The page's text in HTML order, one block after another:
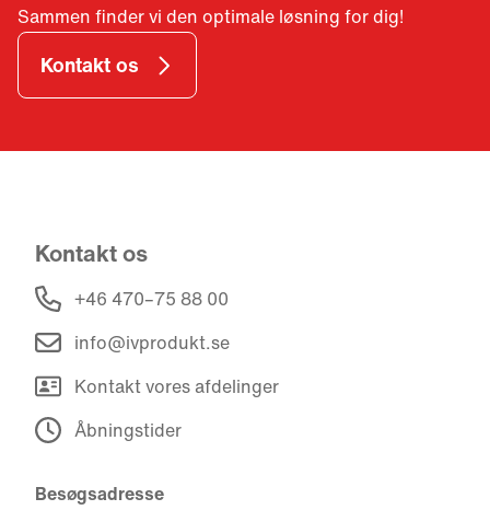
Sammen finder vi den optimale løsning for dig!
Kontakt os
Kontakt os
+46 470–75 88 00
info@ivprodukt.se
Kontakt vores afdelinger
Åbningstider
Besøgsadresse